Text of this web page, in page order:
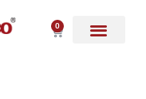
0
Carrito